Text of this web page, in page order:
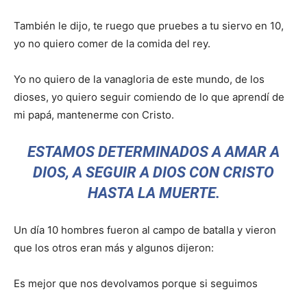
También le dijo, te ruego que pruebes a tu siervo en 10,
yo no quiero comer de la comida del rey.
Yo no quiero de la vanagloria de este mundo, de los
dioses, yo quiero seguir comiendo de lo que aprendí de
mi papá, mantenerme con Cristo.
ESTAMOS DETERMINADOS A AMAR A
DIOS, A SEGUIR A DIOS CON CRISTO
HASTA LA MUERTE.
Un día 10 hombres fueron al campo de batalla y vieron
que los otros eran más y algunos dijeron:
Es mejor que nos devolvamos porque si seguimos